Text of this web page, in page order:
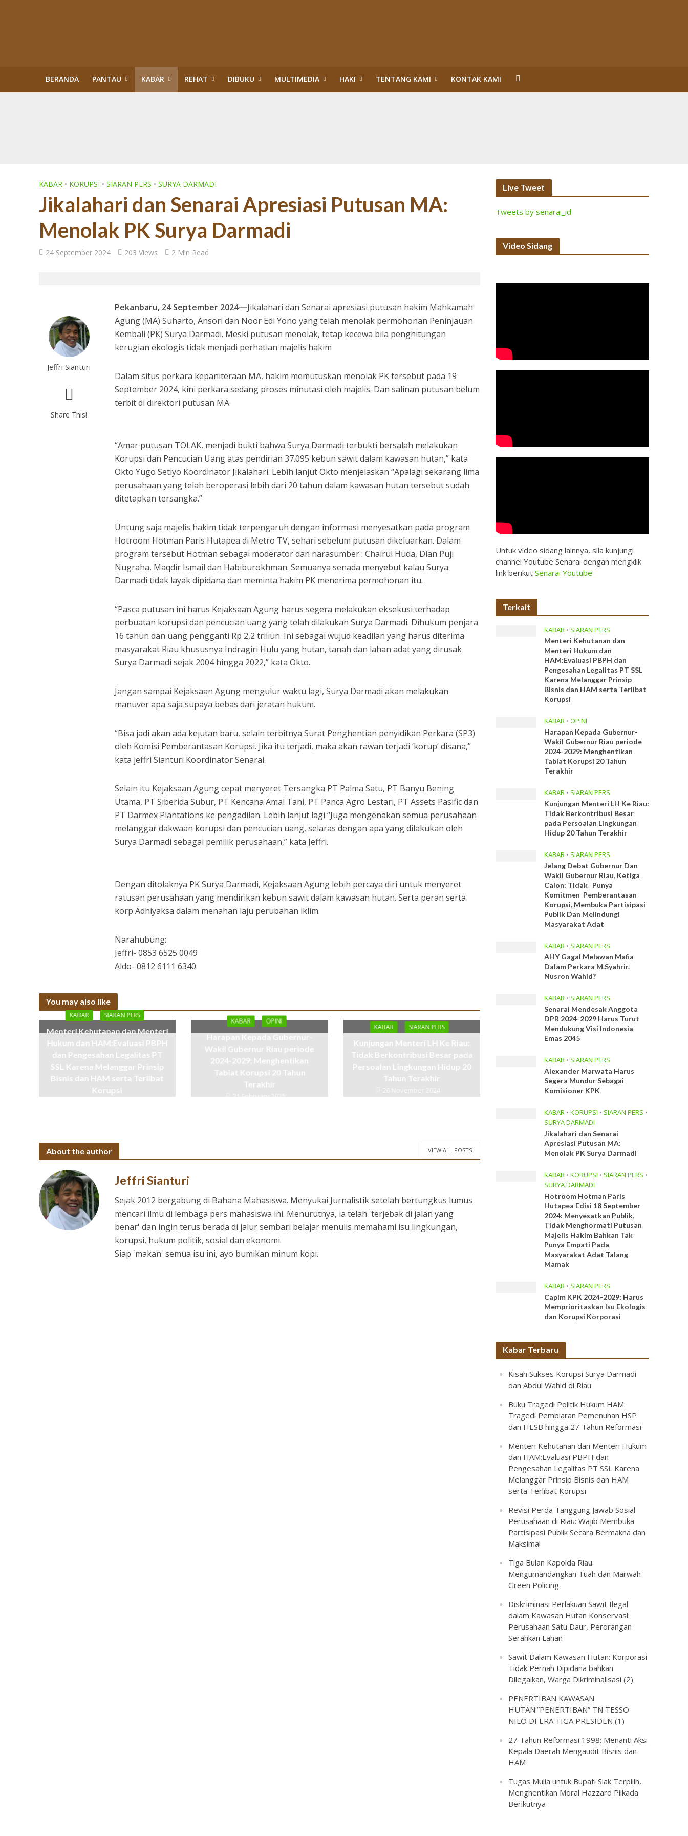
BERANDA PANTAU KABAR REHAT DIBUKU MULTIMEDIA HAKI TENTANG KAMI KONTAK KAMI
PENERTIBAN KAWASAN HUTAN:”PENERTIBAN” TN TESSO NILO DI ERA TIGA PRESIDEN (1)
27 Tahun Reformasi 1998: Menanti Aksi Kepala Daerah Mengaudit Bisnis dan HAM
Tugas Mulia untuk Bupati Siak Terpilih, Menghentikan Moral Hazzard Pilkada Berikutnya
KABAR • KORUPSI • SIARAN PERS • SURYA DARMADI
Jikalahari dan Senarai Apresiasi Putusan MA:
Menolak PK Surya Darmadi
24 September 2024 203 Views 2 Min Read
Jeffri Sianturi
Share This!
Pekanbaru, 24 September 2024—Jikalahari dan Senarai apresiasi putusan hakim Mahkamah
Agung (MA) Suharto, Ansori dan Noor Edi Yono yang telah menolak permohonan Peninjauan
Kembali (PK) Surya Darmadi. Meski putusan menolak, tetap kecewa bila penghitungan
kerugian ekologis tidak menjadi perhatian majelis hakim
Dalam situs perkara kepaniteraan MA, hakim memutuskan menolak PK tersebut pada 19
September 2024, kini perkara sedang proses minutasi oleh majelis. Dan salinan putusan belum
terbit di direktori putusan MA.
“Amar putusan TOLAK, menjadi bukti bahwa Surya Darmadi terbukti bersalah melakukan
Korupsi dan Pencucian Uang atas pendirian 37.095 kebun sawit dalam kawasan hutan,” kata
Okto Yugo Setiyo Koordinator Jikalahari. Lebih lanjut Okto menjelaskan “Apalagi sekarang lima
perusahaan yang telah beroperasi lebih dari 20 tahun dalam kawasan hutan tersebut sudah
ditetapkan tersangka.”
Untung saja majelis hakim tidak terpengaruh dengan informasi menyesatkan pada program
Hotroom Hotman Paris Hutapea di Metro TV, sehari sebelum putusan dikeluarkan. Dalam
program tersebut Hotman sebagai moderator dan narasumber : Chairul Huda, Dian Puji
Nugraha, Maqdir Ismail dan Habiburokhman. Semuanya senada menyebut kalau Surya
Darmadi tidak layak dipidana dan meminta hakim PK menerima permohonan itu.
“Pasca putusan ini harus Kejaksaan Agung harus segera melakukan eksekusi terhadap
perbuatan korupsi dan pencucian uang yang telah dilakukan Surya Darmadi. Dihukum penjara
16 tahun dan uang pengganti Rp 2,2 triliun. Ini sebagai wujud keadilan yang harus diterima
masyarakat Riau khususnya Indragiri Hulu yang hutan, tanah dan lahan adat yang dirusak
Surya Darmadi sejak 2004 hingga 2022,” kata Okto.
Jangan sampai Kejaksaan Agung mengulur waktu lagi, Surya Darmadi akan melakukan
manuver apa saja supaya bebas dari jeratan hukum.
“Bisa jadi akan ada kejutan baru, selain terbitnya Surat Penghentian penyidikan Perkara (SP3)
oleh Komisi Pemberantasan Korupsi. Jika itu terjadi, maka akan rawan terjadi ‘korup’ disana,”
kata jeffri Sianturi Koordinator Senarai.
Selain itu Kejaksaan Agung cepat menyeret Tersangka PT Palma Satu, PT Banyu Bening
Utama, PT Siberida Subur, PT Kencana Amal Tani, PT Panca Agro Lestari, PT Assets Pasific dan
PT Darmex Plantations ke pengadilan. Lebih lanjut lagi “Juga mengenakan semua perusahaan
melanggar dakwaan korupsi dan pencucian uang, selaras dengan apa yang dilakukan oleh
Surya Darmadi sebagai pemilik perusahaan,” kata Jeffri.
Dengan ditolaknya PK Surya Darmadi, Kejaksaan Agung lebih percaya diri untuk menyeret
ratusan perusahaan yang mendirikan kebun sawit dalam kawasan hutan. Serta peran serta
korp Adhiyaksa dalam menahan laju perubahan iklim.
Narahubung:
Jeffri- 0853 6525 0049
Aldo- 0812 6111 6340
You may also like
KABAR SIARAN PERS
Menteri Kehutanan dan Menteri
Hukum dan HAM:Evaluasi PBPH
dan Pengesahan Legalitas PT
SSL Karena Melanggar Prinsip
Bisnis dan HAM serta Terlibat
Korupsi
KABAR OPINI
Harapan Kepada Gubernur-
Wakil Gubernur Riau periode
2024-2029: Menghentikan
Tabiat Korupsi 20 Tahun
Terakhir
21 February 2025
KABAR SIARAN PERS
Kunjungan Menteri LH Ke Riau:
Tidak Berkontribusi Besar pada
Persoalan Lingkungan Hidup 20
Tahun Terakhir
26 November 2024
About the author VIEW ALL POSTS
Jeffri Sianturi
Sejak 2012 bergabung di Bahana Mahasiswa. Menyukai Jurnalistik setelah bertungkus lumus
mencari ilmu di lembaga pers mahasiswa ini. Menurutnya, ia telah 'terjebak di jalan yang
benar' dan ingin terus berada di jalur sembari belajar menulis memahami isu lingkungan,
korupsi, hukum politik, sosial dan ekonomi.
Siap 'makan' semua isu ini, ayo bumikan minum kopi.
Live Tweet
Tweets by senarai_id
Video Sidang
Untuk video sidang lainnya, sila kunjungi
channel Youtube Senarai dengan mengklik
link berikutSenarai Youtube
Terkait
KABAR • SIARAN PERS
Menteri Kehutanan dan
Menteri Hukum dan
HAM:Evaluasi PBPH dan
Pengesahan Legalitas PT SSL
Karena Melanggar Prinsip
Bisnis dan HAM serta Terlibat
Korupsi
KABAR • OPINI
Harapan Kepada Gubernur-
Wakil Gubernur Riau periode
2024-2029: Menghentikan
Tabiat Korupsi 20 Tahun
Terakhir
KABAR • SIARAN PERS
Kunjungan Menteri LH Ke Riau:
Tidak Berkontribusi Besar
pada Persoalan Lingkungan
Hidup 20 Tahun Terakhir
KABAR • SIARAN PERS
Jelang Debat Gubernur Dan
Wakil Gubernur Riau, Ketiga
Calon: Tidak Punya
Komitmen Pemberantasan
Korupsi, Membuka Partisipasi
Publik Dan Melindungi
Masyarakat Adat
KABAR • SIARAN PERS
AHY Gagal Melawan Mafia
Dalam Perkara M.Syahrir.
Nusron Wahid?
KABAR • SIARAN PERS
Senarai Mendesak Anggota
DPR 2024-2029 Harus Turut
Mendukung Visi Indonesia
Emas 2045
KABAR • SIARAN PERS
Alexander Marwata Harus
Segera Mundur Sebagai
Komisioner KPK
KABAR • KORUPSI • SIARAN PERS •
SURYA DARMADI
Jikalahari dan Senarai
Apresiasi Putusan MA:
Menolak PK Surya Darmadi
KABAR • KORUPSI • SIARAN PERS •
SURYA DARMADI
Hotroom Hotman Paris
Hutapea Edisi 18 September
2024: Menyesatkan Publik,
Tidak Menghormati Putusan
Majelis Hakim Bahkan Tak
Punya Empati Pada
Masyarakat Adat Talang
Mamak
KABAR • SIARAN PERS
Capim KPK 2024-2029: Harus
Memprioritaskan Isu Ekologis
dan Korupsi Korporasi
Kabar Terbaru
Kisah Sukses Korupsi Surya Darmadi
dan Abdul Wahid di Riau
Buku Tragedi Politik Hukum HAM:
Tragedi Pembiaran Pemenuhan HSP
dan HESB hingga 27 Tahun Reformasi
Menteri Kehutanan dan Menteri Hukum
dan HAM:Evaluasi PBPH dan
Pengesahan Legalitas PT SSL Karena
Melanggar Prinsip Bisnis dan HAM
serta Terlibat Korupsi
Revisi Perda Tanggung Jawab Sosial
Perusahaan di Riau: Wajib Membuka
Partisipasi Publik Secara Bermakna dan
Maksimal
Tiga Bulan Kapolda Riau:
Mengumandangkan Tuah dan Marwah
Green Policing
Diskriminasi Perlakuan Sawit Ilegal
dalam Kawasan Hutan Konservasi:
Perusahaan Satu Daur, Perorangan
Serahkan Lahan
Sawit Dalam Kawasan Hutan: Korporasi
Tidak Pernah Dipidana bahkan
Dilegalkan, Warga Dikriminalisasi (2)
PENERTIBAN KAWASAN
HUTAN:”PENERTIBAN” TN TESSO
NILO DI ERA TIGA PRESIDEN (1)
27 Tahun Reformasi 1998: Menanti Aksi
Kepala Daerah Mengaudit Bisnis dan
HAM
Tugas Mulia untuk Bupati Siak Terpilih,
Menghentikan Moral Hazzard Pilkada
Berikutnya